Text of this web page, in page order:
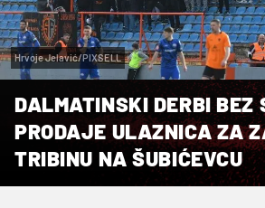
Hrvoje Jelavić/PIXSELL
DALMATINSKI DERBI BEZ
PRODAJE ULAZNICA ZA
TRIBINU NA ŠUBIĆEVCU